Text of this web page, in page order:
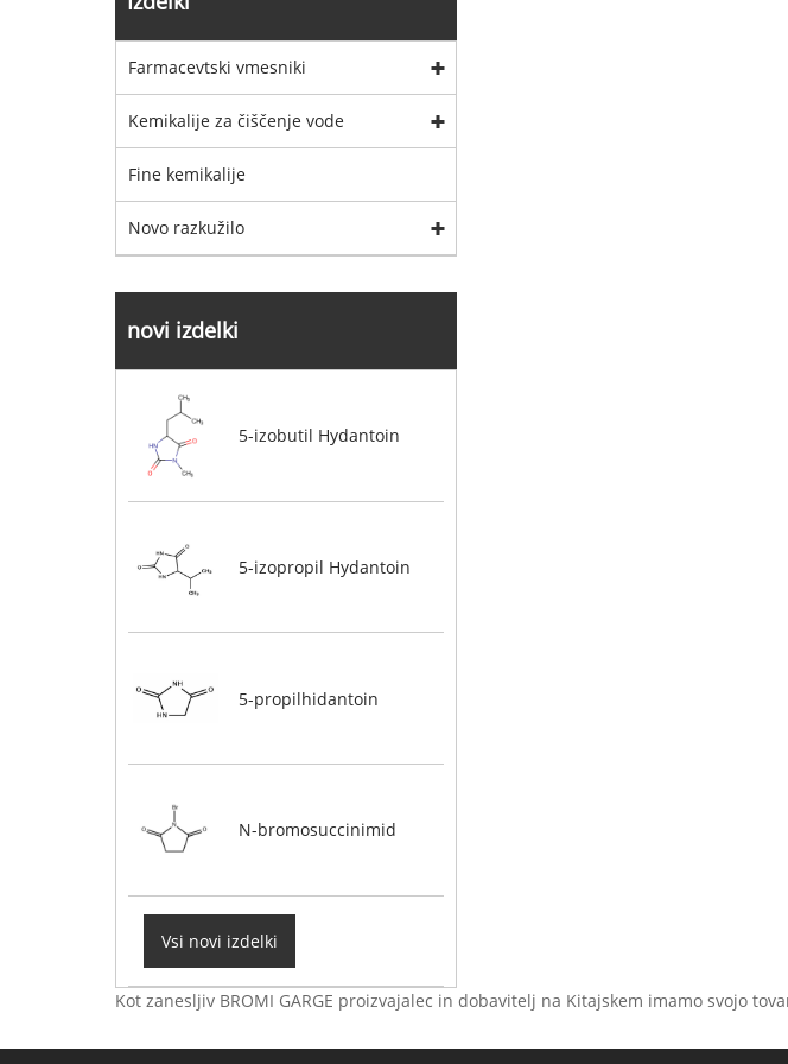
Farmacevtski vmesniki
Kemikalije za čiščenje vode
Fine kemikalije
Novo razkužilo
novi izdelki
5-izobutil Hydantoin
5-izopropil Hydantoin
5-propilhidantoin
N-bromosuccinimid
Vsi novi izdelki
Kot zanesljiv BROMI GARGE proizvajalec in dobavitelj na Kitajskem imamo svojo